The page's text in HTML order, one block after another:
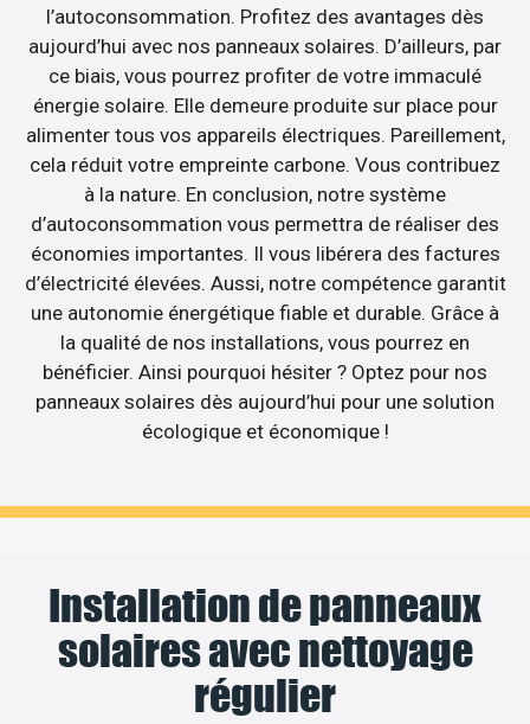
l’autoconsommation. Profitez des avantages dès
aujourd’hui avec nos panneaux solaires. D’ailleurs, par
ce biais, vous pourrez profiter de votre immaculé
énergie solaire. Elle demeure produite sur place pour
alimenter tous vos appareils électriques. Pareillement,
cela réduit votre empreinte carbone. Vous contribuez
à la nature. En conclusion, notre système
d’autoconsommation vous permettra de réaliser des
économies importantes. Il vous libérera des factures
d’électricité élevées. Aussi, notre compétence garantit
une autonomie énergétique fiable et durable. Grâce à
la qualité de nos installations, vous pourrez en
bénéficier. Ainsi pourquoi hésiter ? Optez pour nos
panneaux solaires dès aujourd’hui pour une solution
écologique et économique !
Installation de panneaux
solaires avec nettoyage
régulier